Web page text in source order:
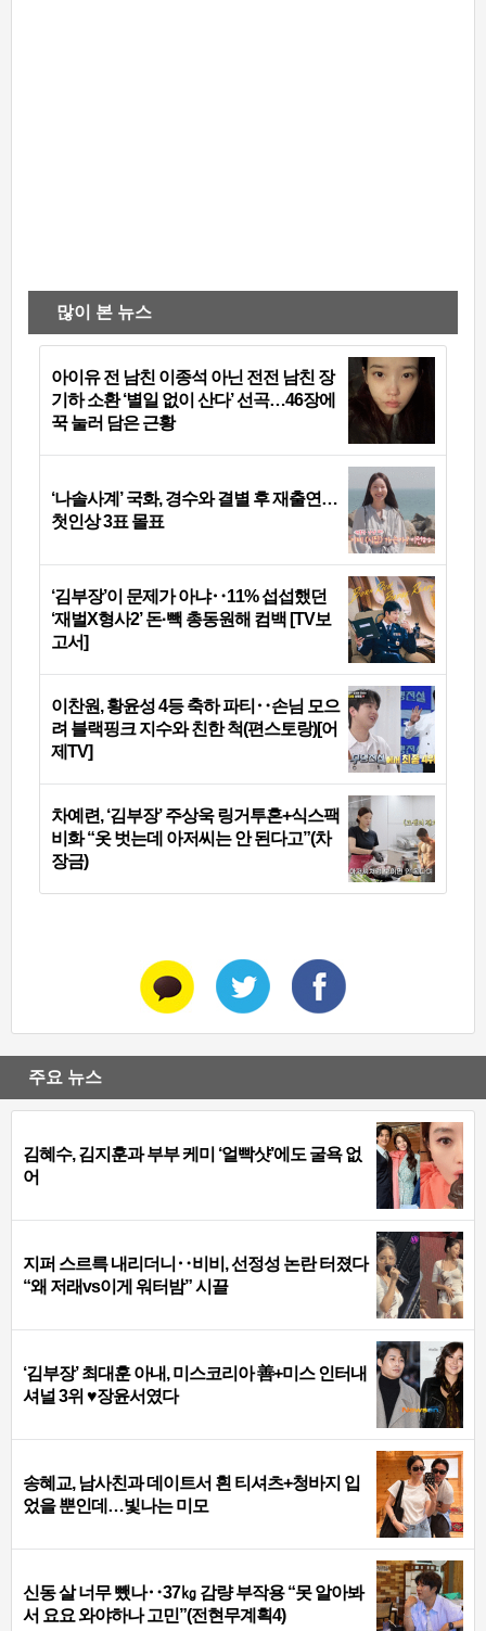
많이 본 뉴스
아이유 전 남친 이종석 아닌 전전 남친 장
기하 소환 ‘별일 없이 산다’ 선곡…46장에
꾹 눌러 담은 근황
‘나솔사계’ 국화, 경수와 결별 후 재출연…
첫인상 3표 몰표
‘김부장’이 문제가 아냐‥11% 섭섭했던
‘재벌X형사2’ 돈·빽 총동원해 컴백 [TV보
고서]
이찬원, 황윤성 4등 축하 파티‥손님 모으
려 블랙핑크 지수와 친한 척(편스토랑)[어
제TV]
차예련, ‘김부장’ 주상욱 링거투혼+식스팩
비화 “옷 벗는데 아저씨는 안 된다고”(차
장금)
주요 뉴스
김혜수, 김지훈과 부부 케미 ‘얼빡샷’에도 굴욕 없
어
지퍼 스르륵 내리더니‥비비, 선정성 논란 터졌다
“왜 저래vs이게 워터밤” 시끌
‘김부장’ 최대훈 아내, 미스코리아 善+미스 인터내
셔널 3위 ♥장윤서였다
송혜교, 남사친과 데이트서 흰 티셔츠+청바지 입
었을 뿐인데…빛나는 미모
신동 살 너무 뺐나‥37㎏ 감량 부작용 “못 알아봐
서 요요 와야하나 고민”(전현무계획4)